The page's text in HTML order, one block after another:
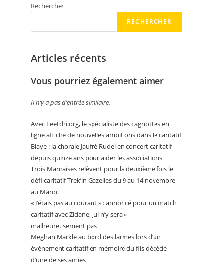
Rechercher
RECHERCHER
Articles récents
Vous pourriez également aimer
Il n’y a pas d’entrée similaire.
Avec Leetchi:org, le spécialiste des cagnottes en
ligne affiche de nouvelles ambitions dans le caritatif
Blaye : la chorale Jaufré Rudel en concert caritatif
depuis quinze ans pour aider les associations
Trois Marnaises relèvent pour la deuxième fois le
défi caritatif Trek’in Gazelles du 9 au 14 novembre
au Maroc
« J’étais pas au courant » : annoncé pour un match
caritatif avec Zidane, Jul n’y sera «
malheureusement pas
Meghan Markle au bord des larmes lors d’un
événement caritatif en mémoire du fils décédé
d’une de ses amies